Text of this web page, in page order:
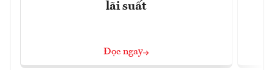
lãi suất
Đọc ngay